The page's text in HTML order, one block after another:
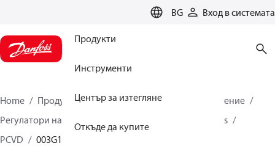
BG Вход в системата
Продукти
Инструменти
Център за изтегляне
Откъде да купите
Home Продукти
Климатични решения за отопление
Регулатори на налягане и дебит
Pilot control valves
PCVD
003G1543